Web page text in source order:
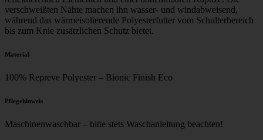
verschweißten Nähte machen ihn wasser- und windabweisend,
während das wärmeisolierende Polyesterfutter vom Schulterbereich
bis zum Knie zusätzlichen Schutz bietet.
Material
100% Repreve Polyester – Bionic Finish Eco
Pflegehinweis
Maschinenwaschbar – bitte stets Waschanleitung beachten!